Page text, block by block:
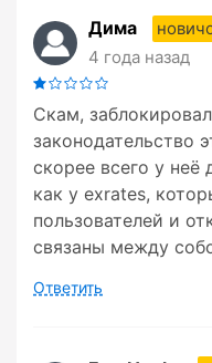
Дима
4 года назад
Скам,
законодательство
скорее всего у неё
как у exrates,
пользователей и
связаны между
Ответить